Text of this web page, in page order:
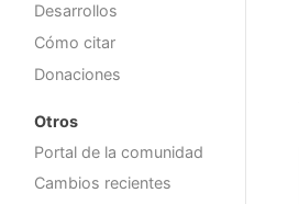
Desarrollos
Cómo citar
Donaciones
Otros
Portal de la comunidad
Cambios recientes